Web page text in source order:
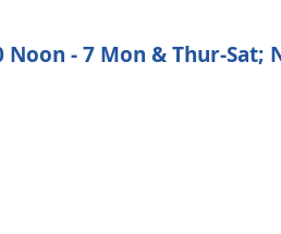
- 7 Mon & Thur-Sat;